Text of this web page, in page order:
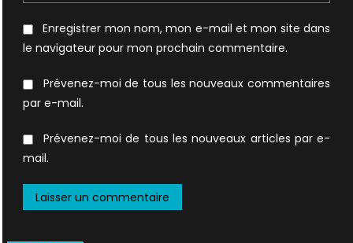
Enregistrer mon nom, mon e-mail et mon site dans
le navigateur pour mon prochain commentaire.
Prévenez-moi de tous les nouveaux commentaires
par e-mail.
Prévenez-moi de tous les nouveaux articles par e-
mail.